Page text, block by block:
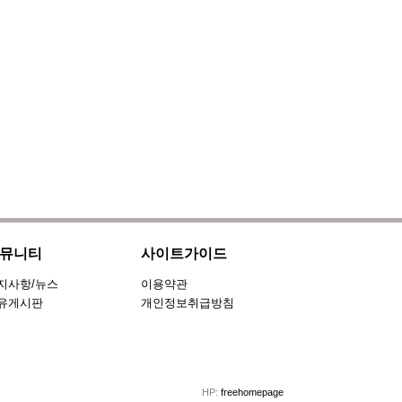
니티
사항/뉴스
게시판
사이트가이드
이용약관
개인정보취급방침
HP: freehomepage